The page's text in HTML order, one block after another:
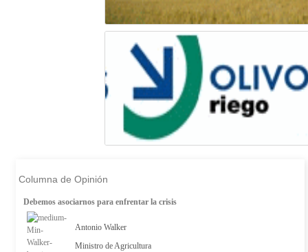
Columna de Opinión
Debemos asociarnos para enfrentar la crisis
Antonio Walker
Ministro de Agricultura